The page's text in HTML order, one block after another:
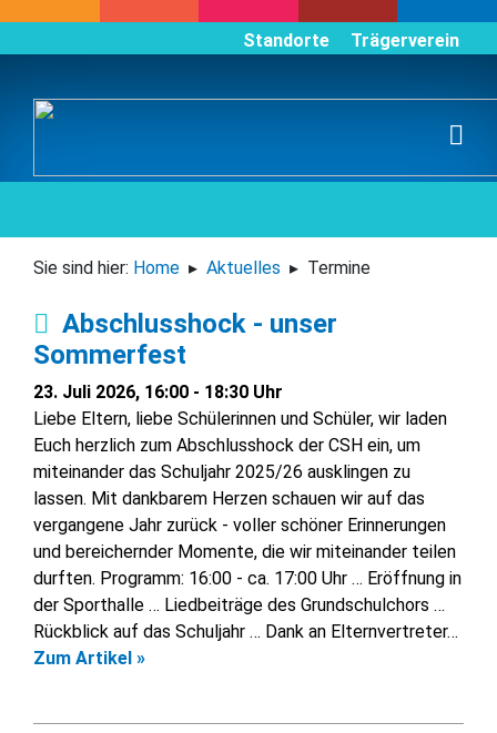
Standorte Trägerverein
Sie sind hier: Home Aktuelles Termine
Abschlusshock - unser
Sommerfest
23. Juli 2026, 16:00 - 18:30 Uhr
Liebe Eltern, liebe Schülerinnen und Schüler, wir laden
Euch herzlich zum Abschlusshock der CSH ein, um
miteinander das Schuljahr 2025/26 ausklingen zu
lassen. Mit dankbarem Herzen schauen wir auf das
vergangene Jahr zurück - voller schöner Erinnerungen
und bereichernder Momente, die wir miteinander teilen
durften. Programm: 16:00 - ca. 17:00 Uhr … Eröffnung in
der Sporthalle … Liedbeiträge des Grundschulchors …
Rückblick auf das Schuljahr … Dank an Elternvertreter…
Zum Artikel »